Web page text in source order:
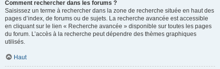
Comment rechercher dans les forums ?
Saisissez un terme à rechercher dans la zone de recherche située en haut des
pages d’index, de forums ou de sujets. La recherche avancée est accessible
en cliquant sur le lien « Recherche avancée » disponible sur toutes les pages
du forum. L’accès à la recherche peut dépendre des thèmes graphiques
utilisés.
Haut